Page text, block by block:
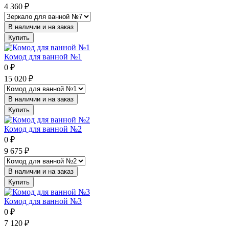
4 360 ₽
В наличии и на заказ
Купить
Комод для ванной №1
0 ₽
15 020 ₽
В наличии и на заказ
Купить
Комод для ванной №2
0 ₽
9 675 ₽
В наличии и на заказ
Купить
Комод для ванной №3
0 ₽
7 120 ₽